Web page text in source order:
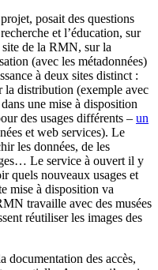
posait des questions
et l’éducation, sur
site de la RMN, sur la
(avec les métadonnées)
à deux sites distinct :
la distribution (exemple avec
une mise à disposition
des usages différents – un
et web services). Le
les données, de les
Le service à ouvert il y
quels nouveaux usages et
mise à disposition va
travaille avec des musées
réutiliser les images des
documentation des accès,